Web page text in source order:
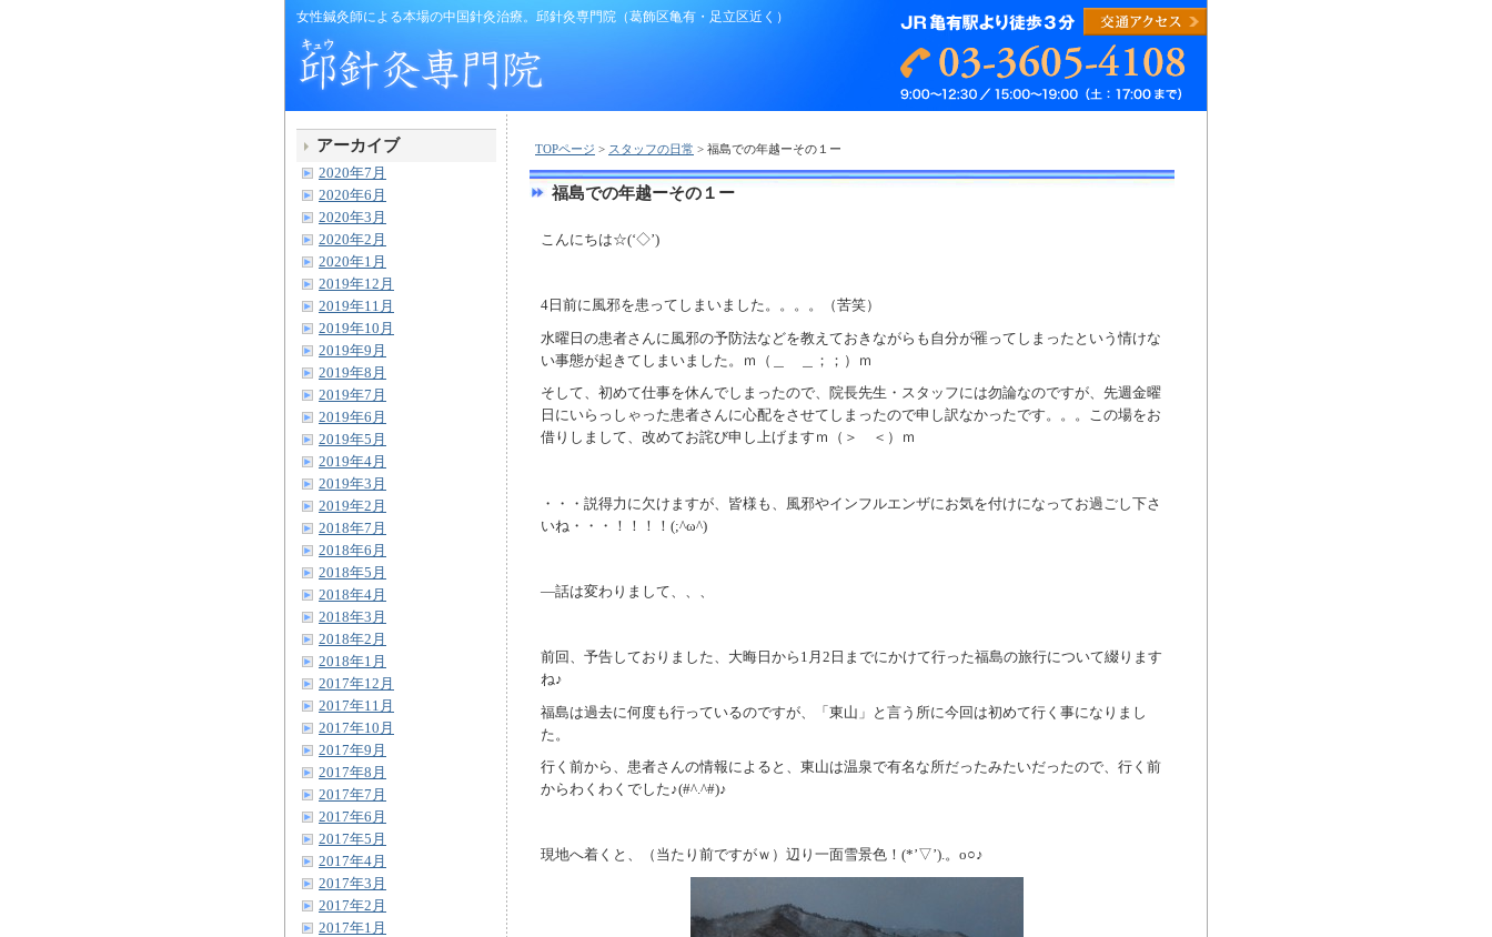
女性鍼灸師による本場の中国針灸治療。邱針灸専門院（葛飾区亀有・足立区近く）
TOPページ > スタッフの日常 > 福島での年越ーその１ー
福島での年越ーその１ー
こんにちは☆(‘◇’)ゞ
4日前に風邪を患ってしまいました。。。。（苦笑）
水曜日の患者さんに風邪の予防法などを教えておきながらも自分が罹ってしまったという情けな
い事態が起きてしまいました。ｍ（＿ ＿；；）ｍ
そして、初めて仕事を休んでしまったので、院長先生・スタッフには勿論なのですが、先週金曜
日にいらっしゃった患者さんに心配をさせてしまったので申し訳なかったです。。。この場をお
借りしまして、改めてお詫び申し上げますｍ（＞ ＜）ｍ
・・・説得力に欠けますが、皆様も、風邪やインフルエンザにお気を付けになってお過ごし下さ
いね・・・！！！！(;^ω^)
―話は変わりまして、、、
前回、予告しておりました、大晦日から1月2日までにかけて行った福島の旅行について綴ります
ね♪
福島は過去に何度も行っているのですが、「東山」と言う所に今回は初めて行く事になりまし
た。
行く前から、患者さんの情報によると、東山は温泉で有名な所だったみたいだったので、行く前
からわくわくでした♪(#^.^#)♪
現地へ着くと、（当たり前ですがｗ）辺り一面雪景色！(*’▽’).。o○♪
アーカイブ
2020年7月
2020年6月
2020年3月
2020年2月
2020年1月
2019年12月
2019年11月
2019年10月
2019年9月
2019年8月
2019年7月
2019年6月
2019年5月
2019年4月
2019年3月
2019年2月
2018年7月
2018年6月
2018年5月
2018年4月
2018年3月
2018年2月
2018年1月
2017年12月
2017年11月
2017年10月
2017年9月
2017年8月
2017年7月
2017年6月
2017年5月
2017年4月
2017年3月
2017年2月
2017年1月